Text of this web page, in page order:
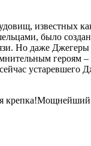
известных
было
Но даже Джегеры
крепка!Мощнейший